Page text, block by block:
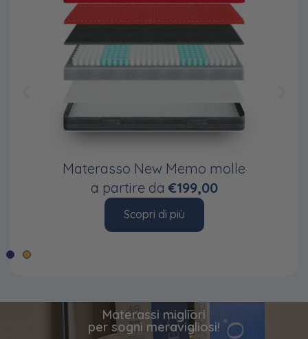
Materasso New Memo molle
a partire da€199,00
Scopri di più
Materassi migliori
per sogni meravigliosi!